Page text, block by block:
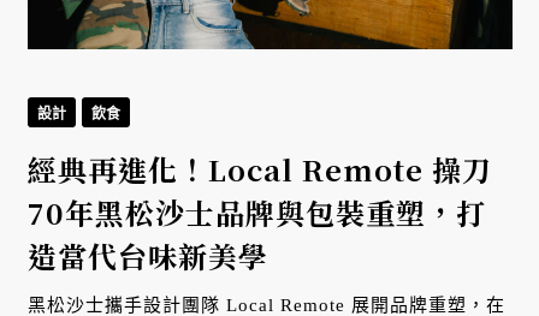
設計 飲食
經典再進化！Local Remote 操刀
70年黑松沙士品牌與包裝重塑，打
造當代台味新美學
黑松沙士攜手設計團隊 Local Remote 展開品牌重塑，在